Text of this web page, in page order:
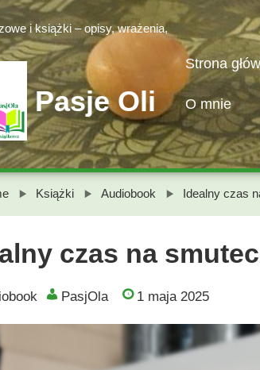
i książki – opisy, wrażenia,
Pasje Oli
Strona
O mnie
Książki Audiobook Idealny czas
czas na
PasjOla 1 maja 2025